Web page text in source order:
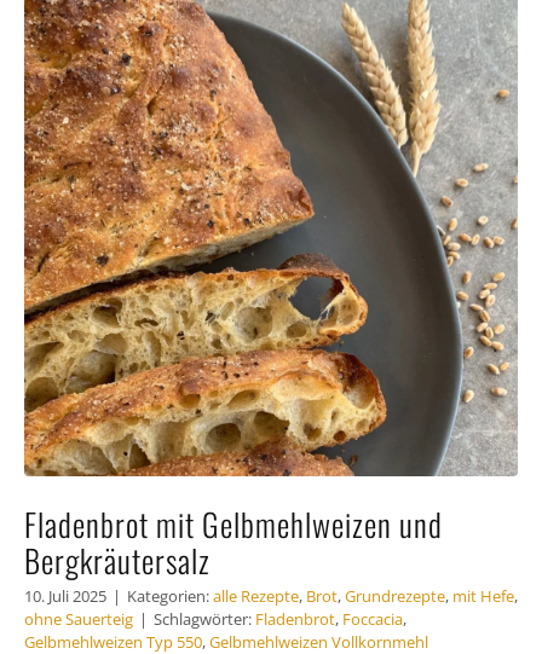
Fladenbrot mit Gelbmehlweizen und
Bergkräutersalz
10. Juli 2025 | Kategorien:alle Rezepte, Brot,Grundrezepte, mit Hefe,
ohne Sauerteig | Schlagwörter: Fladenbrot, Foccacia,
Gelbmehlweizen Typ 550,Gelbmehlweizen Vollkornmehl